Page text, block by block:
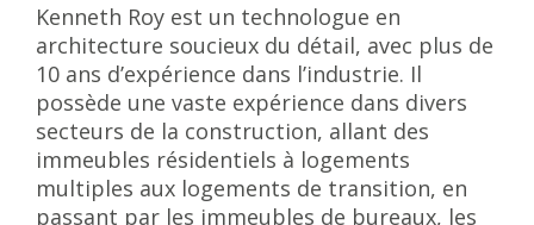
Kenneth Roy est un technologue en
architecture soucieux du détail, avec plus de
10 ans d’expérience dans l’industrie. Il
possède une vaste expérience dans divers
secteurs de la construction, allant des
immeubles résidentiels à logements
multiples aux logements de transition, en
passant par les immeubles de bureaux, les